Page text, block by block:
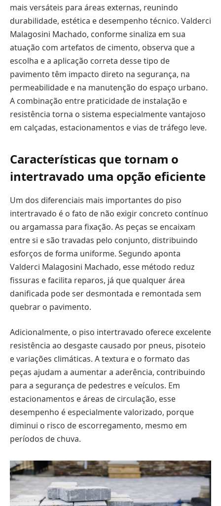
mais versáteis para áreas externas, reunindo
durabilidade, estética e desempenho técnico. Valderci
Malagosini Machado, conforme sinaliza em sua
atuação com artefatos de cimento, observa que a
escolha e a aplicação correta desse tipo de
pavimento têm impacto direto na segurança, na
permeabilidade e na manutenção do espaço urbano.
A combinação entre praticidade de instalação e
resistência torna o sistema especialmente vantajoso
em calçadas, estacionamentos e vias de tráfego leve.
Características que tornam o
intertravado uma opção eficiente
Um dos diferenciais mais importantes do piso
intertravado é o fato de não exigir concreto contínuo
ou argamassa para fixação. As peças se encaixam
entre si e são travadas pelo conjunto, distribuindo
esforços de forma uniforme. Segundo aponta
Valderci Malagosini Machado, esse método reduz
fissuras e facilita reparos, já que qualquer área
danificada pode ser desmontada e remontada sem
quebrar o pavimento.
Adicionalmente, o piso intertravado oferece excelente
resistência ao desgaste causado por pneus, pisoteio
e variações climáticas. A textura e o formato das
peças ajudam a aumentar a aderência, contribuindo
para a segurança de pedestres e veículos. Em
estacionamentos e áreas de circulação, esse
desempenho é especialmente valorizado, porque
diminui o risco de escorregamento, mesmo em
períodos de chuva.